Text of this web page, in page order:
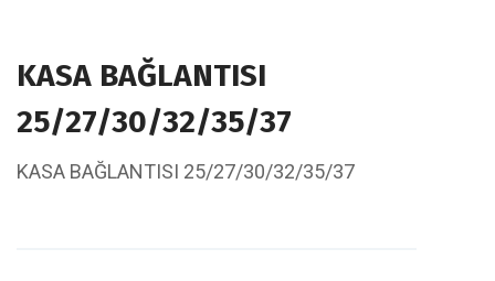
KASA BAĞLANTISI
25/27/30/32/35/37
KASA BAĞLANTISI 25/27/30/32/35/37